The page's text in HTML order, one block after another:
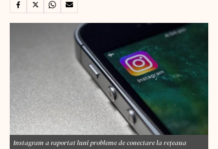
Instagram a raportat luni probleme de conectare la reţeaua